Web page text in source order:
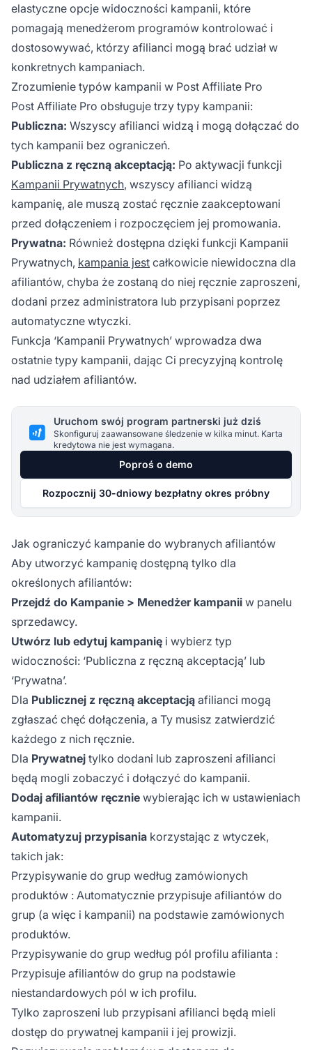
elastyczne opcje widoczności kampanii, które
pomagają menedżerom programów kontrolować i
dostosowywać, którzy afilianci mogą brać udział w
konkretnych kampaniach.
Zrozumienie typów kampanii w Post Affiliate Pro
Post Affiliate Pro obsługuje trzy typy kampanii:
Publiczna: Wszyscy afilianci widzą i mogą dołączać do
tych kampanii bez ograniczeń.
Publiczna z ręczną akceptacją: Po aktywacji funkcji
Kampanii Prywatnych, wszyscy afilianci widzą
kampanię, ale muszą zostać ręcznie zaakceptowani
przed dołączeniem i rozpoczęciem jej promowania.
Prywatna: Również dostępna dzięki funkcji Kampanii
Prywatnych, kampania jest całkowicie niewidoczna dla
afiliantów, chyba że zostaną do niej ręcznie zaproszeni,
dodani przez administratora lub przypisani poprzez
automatyczne wtyczki.
Funkcja ‘Kampanii Prywatnych’ wprowadza dwa
ostatnie typy kampanii, dając Ci precyzyjną kontrolę
nad udziałem afiliantów.
Uruchom swój program partnerski już dziś
Skonfiguruj zaawansowane śledzenie w kilka minut. Karta
kredytowa nie jest wymagana.
Poproś o demo
Rozpocznij 30-dniowy bezpłatny okres próbny
Jak ograniczyć kampanie do wybranych afiliantów
Aby utworzyć kampanię dostępną tylko dla
określonych afiliantów:
Przejdź do Kampanie > Menedżer kampanii w panelu
sprzedawcy.
Utwórz lub edytuj kampanię i wybierz typ
widoczności: ‘Publiczna z ręczną akceptacją’ lub
‘Prywatna’.
Dla Publicznej z ręczną akceptacją afilianci mogą
zgłaszać chęć dołączenia, a Ty musisz zatwierdzić
każdego z nich ręcznie.
Dla Prywatnej tylko dodani lub zaproszeni afilianci
będą mogli zobaczyć i dołączyć do kampanii.
Dodaj afiliantów ręcznie wybierając ich w ustawieniach
kampanii.
Automatyzuj przypisania korzystając z wtyczek,
takich jak:
Przypisywanie do grup według zamówionych
produktów : Automatycznie przypisuje afiliantów do
grup (a więc i kampanii) na podstawie zamówionych
produktów.
Przypisywanie do grup według pól profilu afilianta :
Przypisuje afiliantów do grup na podstawie
niestandardowych pól w ich profilu.
Tylko zaproszeni lub przypisani afilianci będą mieli
dostęp do prywatnej kampanii i jej prowizji.